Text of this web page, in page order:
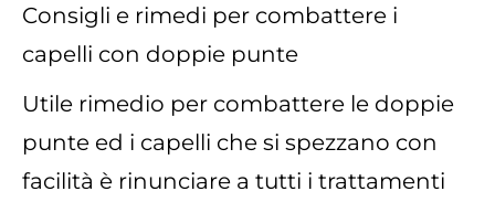
Consigli e rimedi per combattere i
capelli con doppie punte
Utile rimedio per combattere le doppie
punte ed i capelli che si spezzano con
facilità è rinunciare a tutti i trattamenti